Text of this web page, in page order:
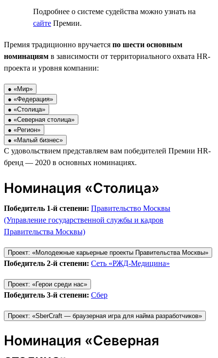
Подробнее о системе судейства можно узнать на
сайте Премии.
Премия традиционно вручается по шести основным
номинациям в зависимости от территориального охвата HR-
проекта и уровня компании:
● «Мир»
● «Федерация»
● «Столица»
● «Северная столица»
● «Регион»
● «Малый бизнес»
С удовольствием представляем вам победителей Премии HR-
бренд — 2020 в основных номинациях.
Номинация «Столица»
Победитель 1-й степени: Правительство Москвы
(Управление государственной службы и кадров
Правительства Москвы)
Проект: «Молодежные карьерные проекты Правительства Москвы»
Победитель 2-й степени: Сеть «РЖД-Медицина»
Проект: «Герои среди нас»
Победитель 3-й степени: Сбер
Проект: «SberCraft — браузерная игра для найма разработчиков»
Номинация «Северная